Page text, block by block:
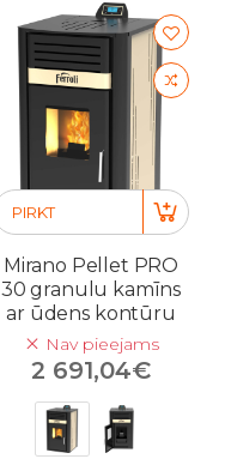
PIRKT
Mirano Pellet PRO
30 granulu kamīns
ar ūdens kontūru
Nav pieejams
2 691,04€